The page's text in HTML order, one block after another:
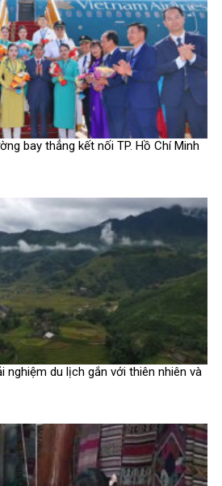
bay thẳng kết nối TP. Hồ Chí Minh
nghiệm du lịch gắn với thiên nhiên và